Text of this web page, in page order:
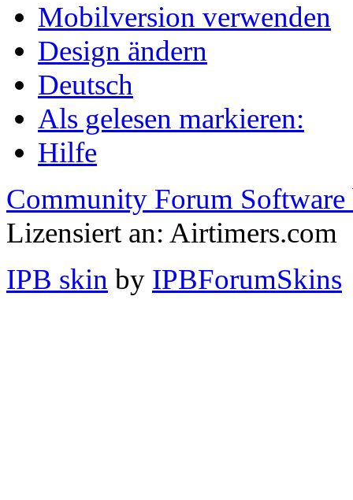
Mobilversion verwenden
Design ändern
Deutsch
Als gelesen markieren:
Hilfe
Community Forum Software
Lizensiert an: Airtimers.com
IPB skin by IPBForumSkins